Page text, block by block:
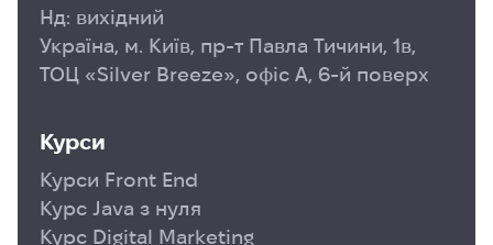
Нд: вихідний
Україна, м. Київ, пр-т Павла Тичини, 1в,
ТОЦ «Silver Breeze», офіс А, 6-й поверх
Курси
Курси Front End
Курс Java з нуля
Курс Digital Marketing